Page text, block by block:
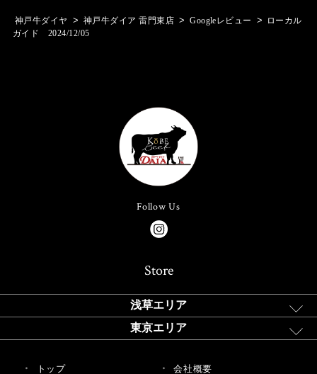
神戸牛ダイヤ > 神戸牛ダイア 雷門東店 > Googleレビュー >
ローカル
ガイド 2024/12/05
Follow Us
Store
浅草エリア
東京エリア
トップ 会社概要